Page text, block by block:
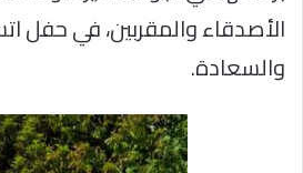
الأصدقاء والمقربين، في حفل
والسعادة.